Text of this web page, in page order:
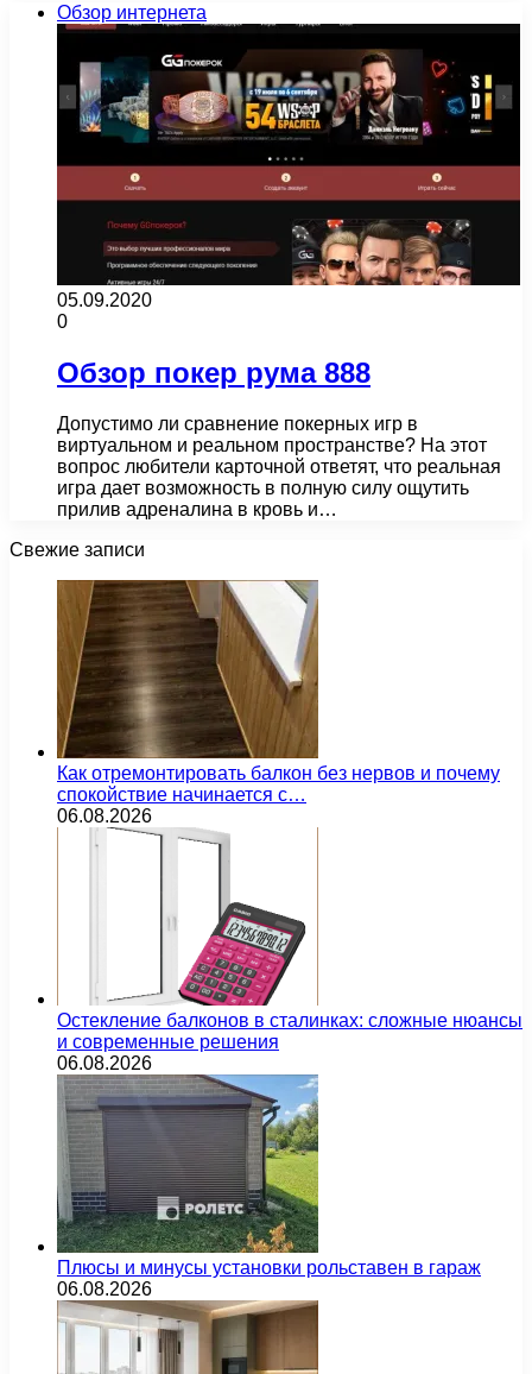
Обзор интернета
05.09.2020
0
Обзор покер рума 888
Допустимо ли сравнение покерных игр в
виртуальном и реальном пространстве? На этот
вопрос любители карточной ответят, что реальная
игра дает возможность в полную силу ощутить
прилив адреналина в кровь и…
Свежие записи
Как отремонтировать балкон без нервов и почему
спокойствие начинается с…
06.08.2026
Остекление балконов в сталинках: сложные нюансы
и современные решения
06.08.2026
Плюсы и минусы установки рольставен в гараж
06.08.2026